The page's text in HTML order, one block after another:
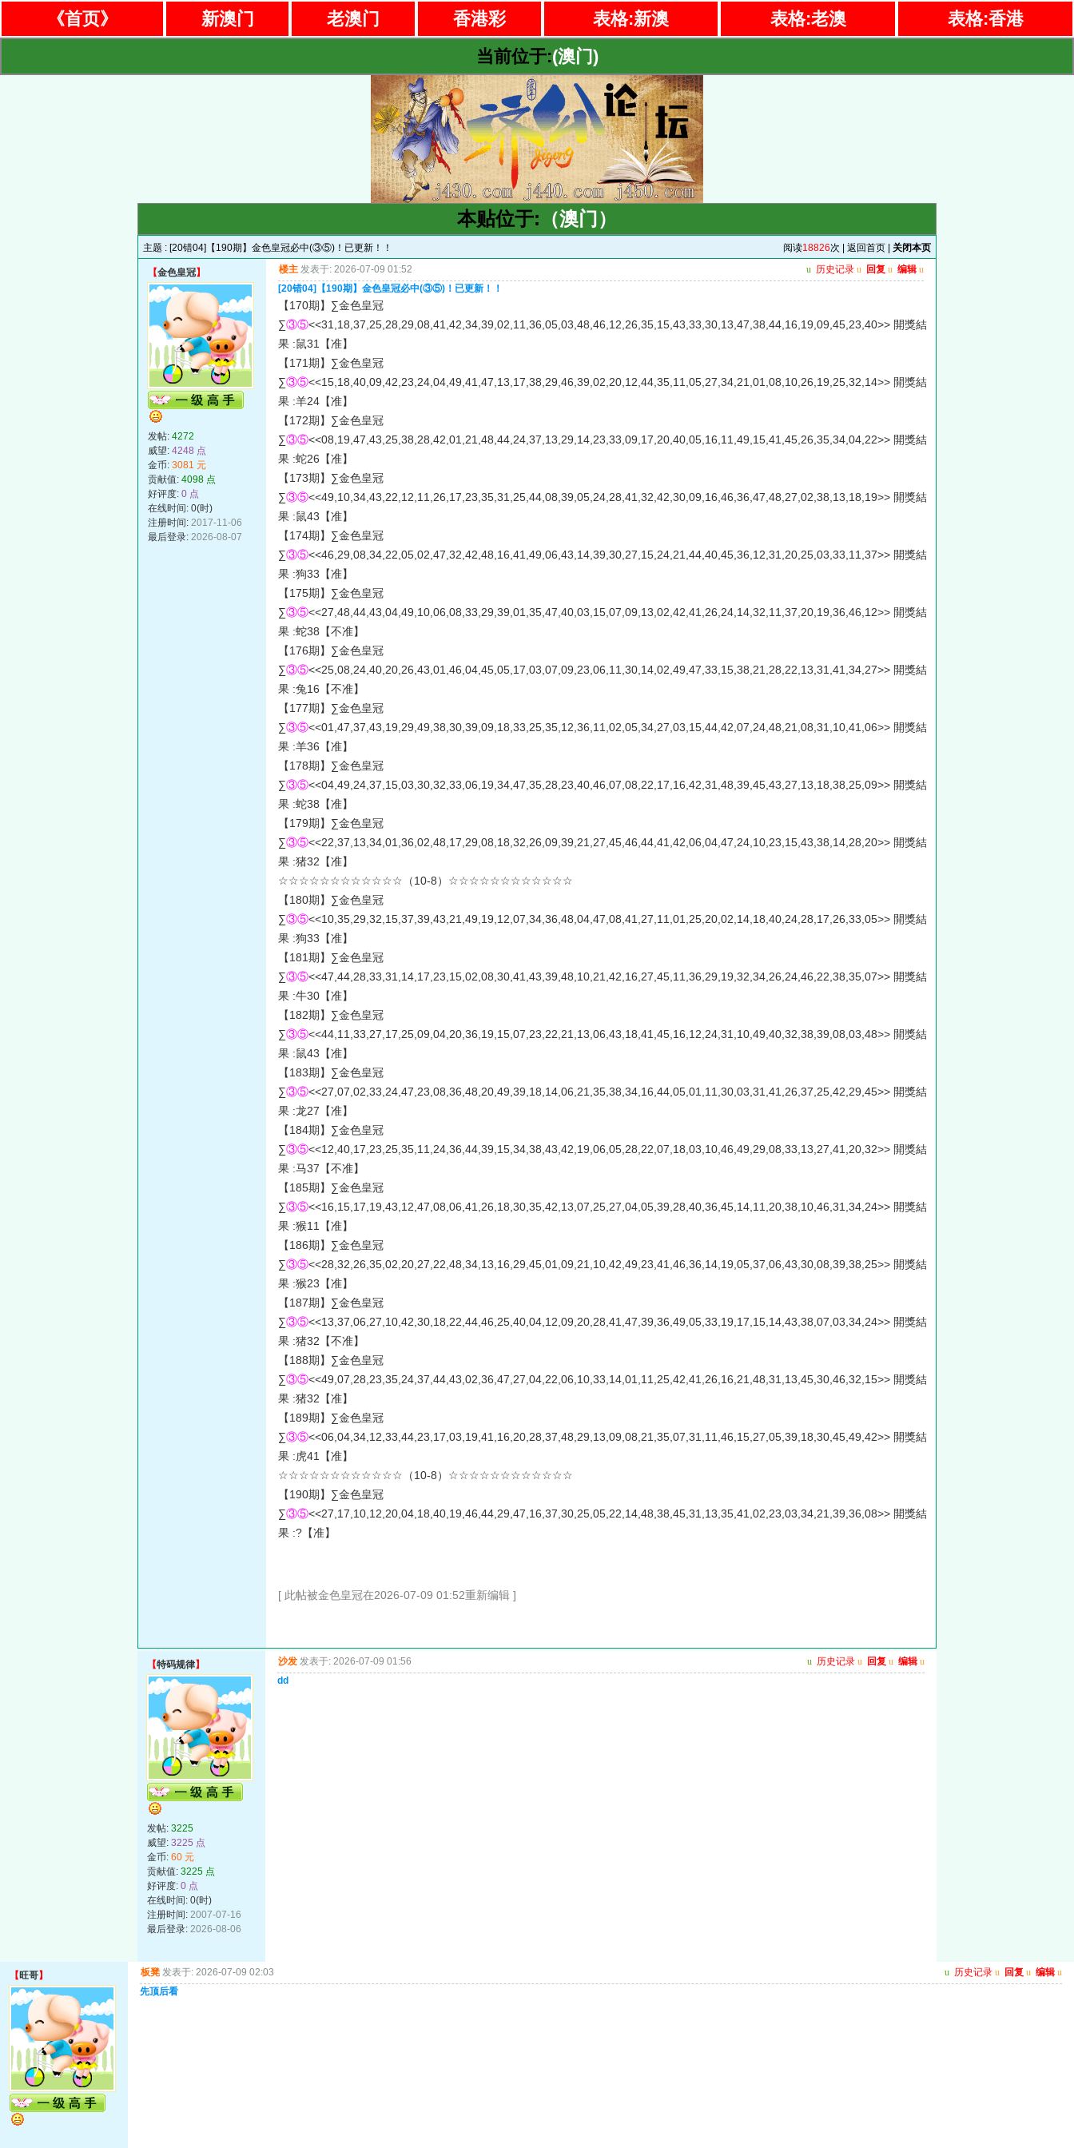
《首页》 新澳门 老澳门 香港彩 表格:新澳 表格:老澳
表格:香港
当前位于:(澳门)
本贴位于: （澳门）
主题 : [20错04]【190期】金色皇冠必中(③⑤)！已更新！！ 阅读18826次 | 返回首页 关闭本页
【金色皇冠】
发帖: 4272
威望: 4248 点
金币: 3081 元
贡献值: 4098 点
好评度: 0 点
在线时间: 0(时)
注册时间: 2017-11-06
最后登录: 2026-08-07
楼主 发表于: 2026-07-09 01:52 u 历史记录 u 回复 u 编辑 u
[20错04]【190期】金色皇冠必中(③⑤)！已更新！！
【170期】∑金色皇冠
∑③⑤<<31,18,37,25,28,29,08,41,42,34,39,02,11,36,05,03,48,46,12,26,35,15,43,33,30,13,47,38,44,16,19,09,45,23,40>> 開獎結
果 :鼠31【准】
【171期】∑金色皇冠
∑③⑤<<15,18,40,09,42,23,24,04,49,41,47,13,17,38,29,46,39,02,20,12,44,35,11,05,27,34,21,01,08,10,26,19,25,32,14>> 開獎結
果 :羊24【准】
【172期】∑金色皇冠
∑③⑤<<08,19,47,43,25,38,28,42,01,21,48,44,24,37,13,29,14,23,33,09,17,20,40,05,16,11,49,15,41,45,26,35,34,04,22>> 開獎結
果 :蛇26【准】
【173期】∑金色皇冠
∑③⑤<<49,10,34,43,22,12,11,26,17,23,35,31,25,44,08,39,05,24,28,41,32,42,30,09,16,46,36,47,48,27,02,38,13,18,19>> 開獎結
果 :鼠43【准】
【174期】∑金色皇冠
∑③⑤<<46,29,08,34,22,05,02,47,32,42,48,16,41,49,06,43,14,39,30,27,15,24,21,44,40,45,36,12,31,20,25,03,33,11,37>> 開獎結
果 :狗33【准】
【175期】∑金色皇冠
∑③⑤<<27,48,44,43,04,49,10,06,08,33,29,39,01,35,47,40,03,15,07,09,13,02,42,41,26,24,14,32,11,37,20,19,36,46,12>> 開獎結
果 :蛇38【不准】
【176期】∑金色皇冠
∑③⑤<<25,08,24,40,20,26,43,01,46,04,45,05,17,03,07,09,23,06,11,30,14,02,49,47,33,15,38,21,28,22,13,31,41,34,27>> 開獎結
果 :兔16【不准】
【177期】∑金色皇冠
∑③⑤<<01,47,37,43,19,29,49,38,30,39,09,18,33,25,35,12,36,11,02,05,34,27,03,15,44,42,07,24,48,21,08,31,10,41,06>> 開獎結
果 :羊36【准】
【178期】∑金色皇冠
∑③⑤<<04,49,24,37,15,03,30,32,33,06,19,34,47,35,28,23,40,46,07,08,22,17,16,42,31,48,39,45,43,27,13,18,38,25,09>> 開獎結
果 :蛇38【准】
【179期】∑金色皇冠
∑③⑤<<22,37,13,34,01,36,02,48,17,29,08,18,32,26,09,39,21,27,45,46,44,41,42,06,04,47,24,10,23,15,43,38,14,28,20>> 開獎結
果 :猪32【准】
☆☆☆☆☆☆☆☆☆☆☆☆（10-8）☆☆☆☆☆☆☆☆☆☆☆☆
【180期】∑金色皇冠
∑③⑤<<10,35,29,32,15,37,39,43,21,49,19,12,07,34,36,48,04,47,08,41,27,11,01,25,20,02,14,18,40,24,28,17,26,33,05>> 開獎結
果 :狗33【准】
【181期】∑金色皇冠
∑③⑤<<47,44,28,33,31,14,17,23,15,02,08,30,41,43,39,48,10,21,42,16,27,45,11,36,29,19,32,34,26,24,46,22,38,35,07>> 開獎結
果 :牛30【准】
【182期】∑金色皇冠
∑③⑤<<44,11,33,27,17,25,09,04,20,36,19,15,07,23,22,21,13,06,43,18,41,45,16,12,24,31,10,49,40,32,38,39,08,03,48>> 開獎結
果 :鼠43【准】
【183期】∑金色皇冠
∑③⑤<<27,07,02,33,24,47,23,08,36,48,20,49,39,18,14,06,21,35,38,34,16,44,05,01,11,30,03,31,41,26,37,25,42,29,45>> 開獎結
果 :龙27【准】
【184期】∑金色皇冠
∑③⑤<<12,40,17,23,25,35,11,24,36,44,39,15,34,38,43,42,19,06,05,28,22,07,18,03,10,46,49,29,08,33,13,27,41,20,32>> 開獎結
果 :马37【不准】
【185期】∑金色皇冠
∑③⑤<<16,15,17,19,43,12,47,08,06,41,26,18,30,35,42,13,07,25,27,04,05,39,28,40,36,45,14,11,20,38,10,46,31,34,24>> 開獎結
果 :猴11【准】
【186期】∑金色皇冠
∑③⑤<<28,32,26,35,02,20,27,22,48,34,13,16,29,45,01,09,21,10,42,49,23,41,46,36,14,19,05,37,06,43,30,08,39,38,25>> 開獎結
果 :猴23【准】
【187期】∑金色皇冠
∑③⑤<<13,37,06,27,10,42,30,18,22,44,46,25,40,04,12,09,20,28,41,47,39,36,49,05,33,19,17,15,14,43,38,07,03,34,24>> 開獎結
果 :猪32【不准】
【188期】∑金色皇冠
∑③⑤<<49,07,28,23,35,24,37,44,43,02,36,47,27,04,22,06,10,33,14,01,11,25,42,41,26,16,21,48,31,13,45,30,46,32,15>> 開獎結
果 :猪32【准】
【189期】∑金色皇冠
∑③⑤<<06,04,34,12,33,44,23,17,03,19,41,16,20,28,37,48,29,13,09,08,21,35,07,31,11,46,15,27,05,39,18,30,45,49,42>> 開獎結
果 :虎41【准】
☆☆☆☆☆☆☆☆☆☆☆☆（10-8）☆☆☆☆☆☆☆☆☆☆☆☆
【190期】∑金色皇冠
∑③⑤<<27,17,10,12,20,04,18,40,19,46,44,29,47,16,37,30,25,05,22,14,48,38,45,31,13,35,41,02,23,03,34,21,39,36,08>> 開獎結
果 :?【准】
[ 此帖被金色皇冠在2026-07-09 01:52重新编辑 ]
【特码规律】
发帖: 3225
威望: 3225 点
金币: 60 元
贡献值: 3225 点
好评度: 0 点
在线时间: 0(时)
注册时间: 2007-07-16
最后登录: 2026-08-06
沙发 发表于: 2026-07-09 01:56 u 历史记录 u 回复 u 编辑 u
dd
【旺哥】 板凳 发表于: 2026-07-09 02:03 u 历史记录 u 回复 u 编辑 u
先顶后看